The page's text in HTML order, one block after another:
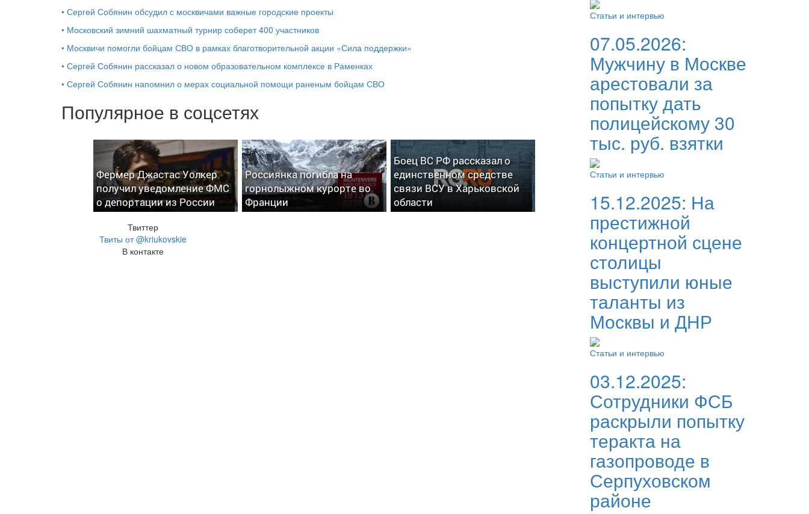
• Сергей Собянин обсудил с москвичами важные городские проекты
• Московский зимний шахматный турнир соберет 400 участников
• Москвичи помогли бойцам СВО в рамках благотворительной акции «Сила поддержки»
• Сергей Собянин рассказал о новом образовательном комплексе в Раменках
• Сергей Собянин напомнил о мерах социальной помощи раненым бойцам СВО
Популярное в соцсетях
Фермер Джастас Уолкер
получил уведомление ФМС
о депортации из России
Россиянка погибла на
горнолыжном курорте во
Франции
Боец ВС РФ рассказал о
единственном средстве
связи ВСУ в Харьковской
области
Твиттер
Твиты от @kriukovskie
В контакте
Статьи и интервью
07.05.2026:
Мужчину в Москве
арестовали за
попытку дать
полицейскому 30
тыс. руб. взятки
Статьи и интервью
15.12.2025: На
престижной
концертной сцене
столицы
выступили юные
таланты из
Москвы и ДНР
Статьи и интервью
03.12.2025:
Сотрудники ФСБ
раскрыли попытку
теракта на
газопроводе в
Серпуховском
районе